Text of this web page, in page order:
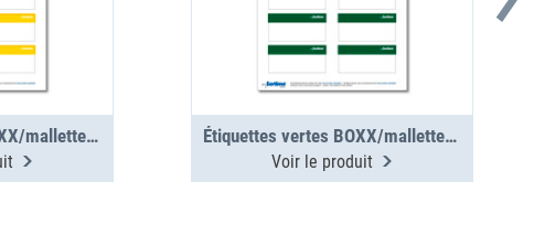
Étiquettes jaunes BOXX/mallettes/clip, 12 pcs (1 planche) Étiquettes vertes BOXX/mallettes/clip, 12 pcs (1 planche)
Voir le produit